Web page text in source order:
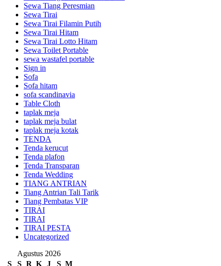
Sewa Tiang Peresmian
Sewa Tirai
Sewa Tirai Filamin Putih
Sewa Tirai Hitam
Sewa Tirai Lotto Hitam
Sewa Toilet Portable
sewa wastafel portable
Sign in
Sofa
Sofa hitam
sofa scandinavia
Table Cloth
taplak meja
taplak meja bulat
taplak meja kotak
TENDA
Tenda kerucut
Tenda plafon
Tenda Transparan
Tenda Wedding
TIANG ANTRIAN
Tiang Antrian Tali Tarik
Tiang Pembatas VIP
TIRAI
TIRAI
TIRAI PESTA
Uncategorized
Agustus 2026
S
S R K J S M